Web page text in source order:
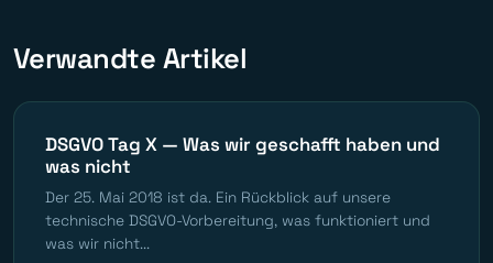
Verwandte Artikel
DSGVO Tag X — Was wir geschafft haben und
was nicht
Der 25. Mai 2018 ist da. Ein Rückblick auf unsere
technische DSGVO-Vorbereitung, was funktioniert und
was wir nicht...